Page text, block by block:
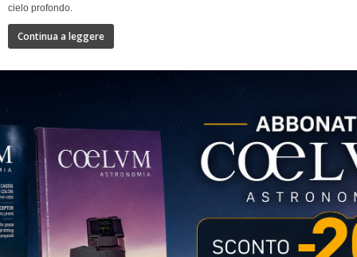
cielo profondo.
Continua a leggere